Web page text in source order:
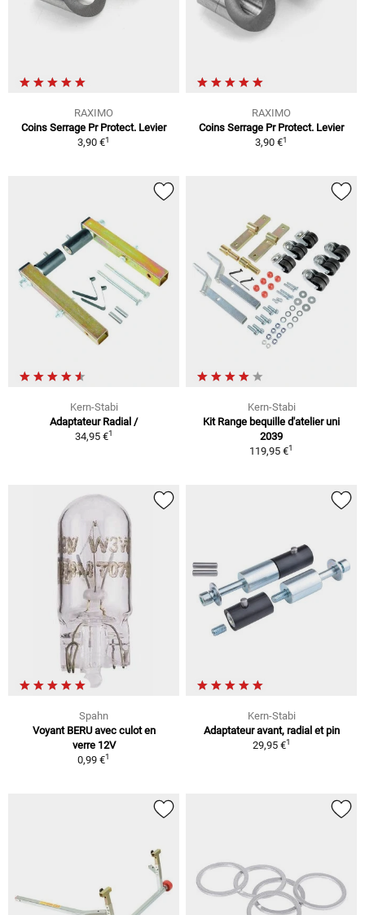
RAXIMO
Coins Serrage Pr Protect. Levier
3,90 €1
RAXIMO
Coins Serrage Pr Protect. Levier
3,90 €1
Kern-Stabi
Adaptateur Radial /
34,95 €1
Kern-Stabi
Kit Range bequille d'atelier uni
2039
119,95 €1
Spahn
Voyant BERU avec culot en
verre 12V
0,99 €1
Kern-Stabi
Adaptateur avant, radial et pin
29,95 €1